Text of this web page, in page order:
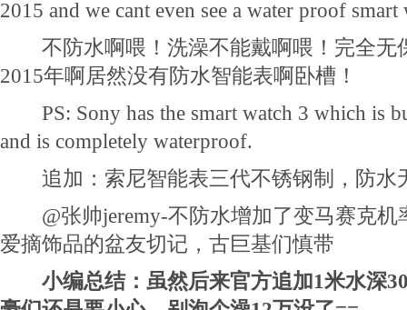
2015 and we cant even see a water proof
不防水啊喂！洗澡不能戴啊喂！完全无
2015年啊居然没有防水智能表啊卧槽！
PS: Sony has the smart watch 3 which is
and is completely waterproof.
追加：索尼智能表三代不锈钢制，防水
@张帅jeremy-不防水增加了变马赛克机
爱摘饰品的盆友切记，古巨基们慎带
小编总结：虽然后来官方追加1米水深